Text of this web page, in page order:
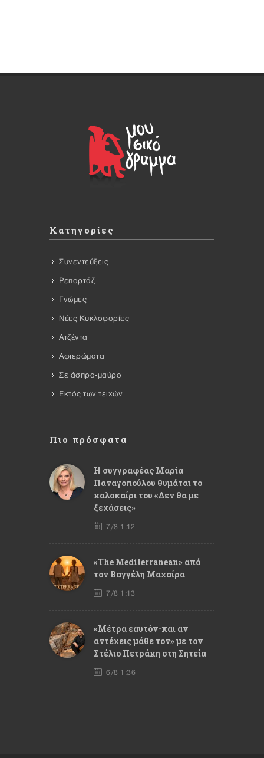
Κατηγορίες
Συνεντεύξεις
Ρεπορτάζ
Γνώμες
Νέες Κυκλοφορίες
Ατζέντα
Αφιερώματα
Σε άσπρο-μαύρο
Εκτός των τειχών
Πιο πρόσφατα
Η συγγραφέας Μαρία
Παναγοπούλου θυμάται το
καλοκαίρι του «Δεν θα με
ξεχάσεις»
7/8 1:12
«The Mediterranean» από
τον Βαγγέλη Μαχαίρα
7/8 1:13
«Μέτρα εαυτόν-και αν
αντέχεις μάθε τον» με τον
Στέλιο Πετράκη στη Σητεία
6/8 1:36